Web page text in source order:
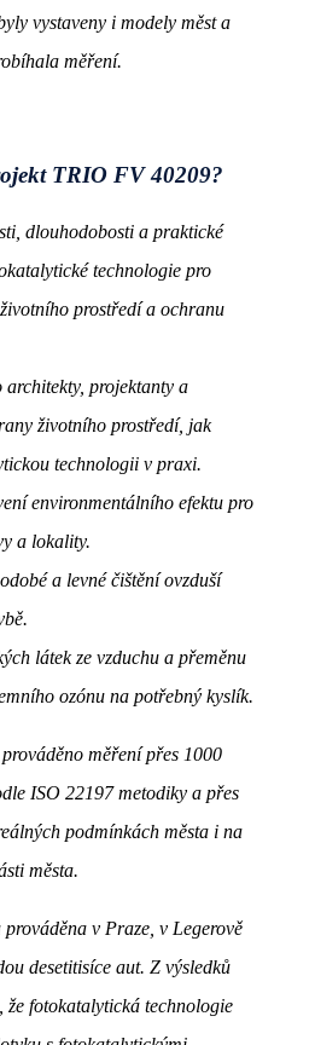
vystaveny i modely měst a
měření.
TRIO FV 40209?
dlouhodobosti a praktické
technologie pro
prostředí a ochranu
projektanty a
životního prostředí, jak
technologii v praxi.
environmentálního efektu pro
a lokality.
a levné čištění ovzduší
látek ze vzduchu a přeměnu
ozónu na potřebný kyslík.
měření přes 1000
ISO 22197 metodiky a přes
podmínkách města i na
města.
v Praze, v Legerově
desetitisíce aut. Z výsledků
že fotokatalytická technologie